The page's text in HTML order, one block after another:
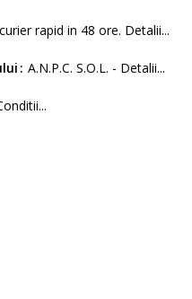
rapid in 48 ore. Detalii...
A.N.P.C. S.O.L. - Detalii...